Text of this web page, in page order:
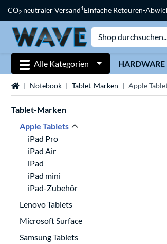
CO2 neutraler Versand1Einfache Retouren-
Alle Kategorien HARDWARE
StartseiteNotebook Tablet-Marken Apple
Tablet-Marken
Apple Tablets
iPad Pro
iPad Air
iPad
iPad mini
iPad-Zubehör
Lenovo Tablets
Microsoft Surface
Samsung Tablets